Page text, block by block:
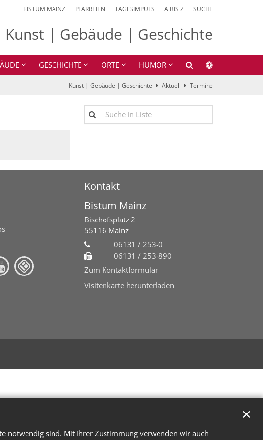
notwendig sind. Mit Ihrer Zustimmung verwenden wir auch
✕
BISTUM MAINZ PFARREIEN TAGESIMPULS A BIS Z SUCHE
Kunst | Gebäude | Geschichte
GESCHICHTE ORTE HUMOR
Kunst | Gebäude | Geschichte Aktuell Termine
Suche in Liste
Kontakt
Bistum Mainz
Bischofsplatz 2
55116 Mainz
06131 / 253-0
06131 / 253-890
Zum Kontaktformular
Visitenkarte herunterladen